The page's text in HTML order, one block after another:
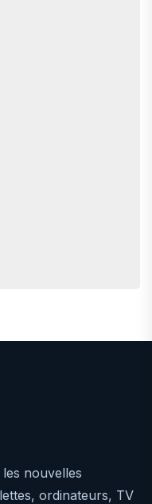
nouvelles
ordinateurs, TV